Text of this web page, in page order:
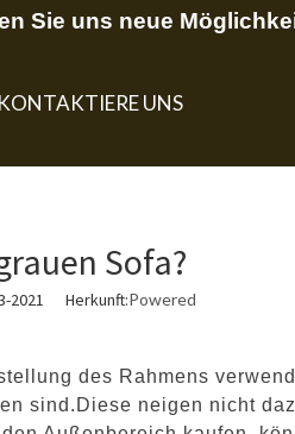
Sie uns neue
KONTAKTIERE UNS
Sofa?
2021 Herkunft:Powered
des Rahmens
sind.Diese neigen nicht